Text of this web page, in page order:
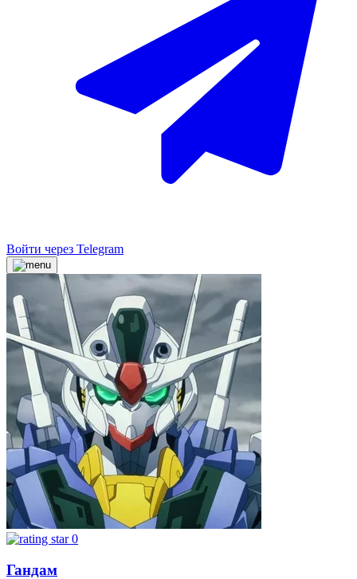
Войти через Telegram
0
Гандам